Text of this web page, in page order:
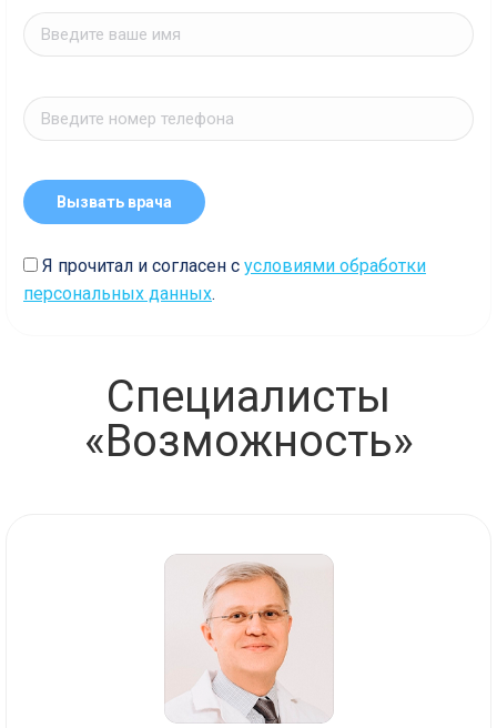
Я прочитал и согласен с условиями обработки
персональных данных.
Специалисты
«Возможность»